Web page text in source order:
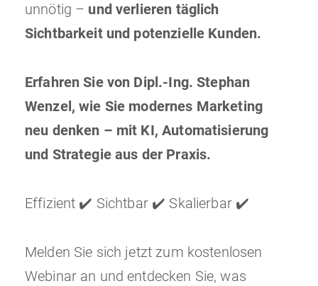
unnötig – und verlieren täglich
Sichtbarkeit und potenzielle Kunden.
Erfahren Sie von Dipl.-Ing. Stephan
Wenzel, wie Sie modernes Marketing
neu denken – mit KI, Automatisierung
und Strategie aus der Praxis.
Effizient ✔️ Sichtbar ✔️ Skalierbar ✔️
Melden Sie sich jetzt zum kostenlosen
Webinar an und entdecken Sie, was